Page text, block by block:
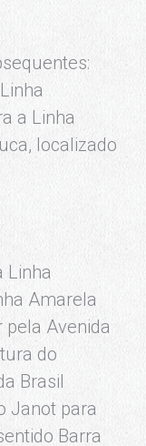
a Linha
localizado
Linha
Amarela
pela Avenida
do
Brasil
Janot para
Barra